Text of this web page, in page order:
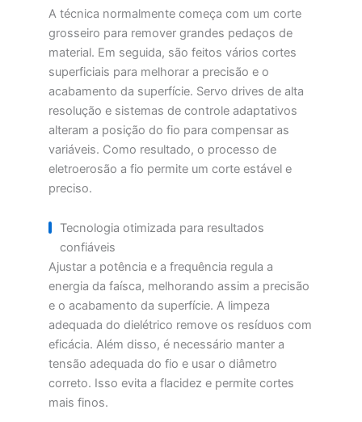
A técnica normalmente começa com um corte
grosseiro para remover grandes pedaços de
material. Em seguida, são feitos vários cortes
superficiais para melhorar a precisão e o
acabamento da superfície. Servo drives de alta
resolução e sistemas de controle adaptativos
alteram a posição do fio para compensar as
variáveis. Como resultado, o processo de
eletroerosão a fio permite um corte estável e
preciso.
Tecnologia otimizada para resultados
confiáveis
Ajustar a potência e a frequência regula a
energia da faísca, melhorando assim a precisão
e o acabamento da superfície. A limpeza
adequada do dielétrico remove os resíduos com
eficácia. Além disso, é necessário manter a
tensão adequada do fio e usar o diâmetro
correto. Isso evita a flacidez e permite cortes
mais finos.